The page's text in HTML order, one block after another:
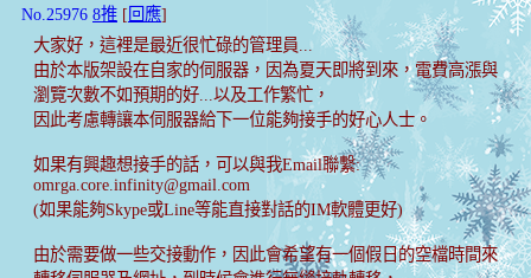
No.25976 8推 [ 回應]
大家好，這裡是最近很忙碌的管理員...
由於本版架設在自家的伺服器，因為夏天即將到來，電費高漲與
瀏覽次數不如預期的好...以及工作繁忙，
因此考慮轉讓本伺服器給下一位能夠接手的好心人士。
如果有興趣想接手的話，可以與我Email聯繫:
omrga.core.infinity@gmail.com
(如果能夠Skype或Line等能直接對話的IM軟體更好)
由於需要做一些交接動作，因此會希望有一個假日的空檔時間來